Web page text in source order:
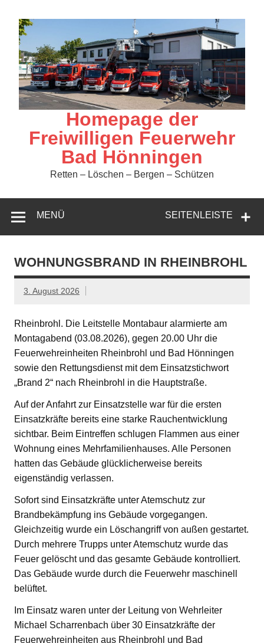
springen
Homepage der
Freiwilligen Feuerwehr
Bad Hönningen
Retten – Löschen – Bergen – Schützen
SEITENLEISTE
MENÜ
WOHNUNGSBRAND IN RHEINBROHL
3. August 2026
Rheinbrohl. Die Leitstelle Montabaur alarmierte am
Montagabend (03.08.2026), gegen 20.00 Uhr die
Feuerwehreinheiten Rheinbrohl und Bad Hönningen
sowie den Rettungsdienst mit dem Einsatzstichwort
„Brand 2“ nach Rheinbrohl in die Hauptstraße.
Auf der Anfahrt zur Einsatzstelle war für die ersten
Einsatzkräfte bereits eine starke Rauchentwicklung
sichtbar. Beim Eintreffen schlugen Flammen aus einer
Wohnung eines Mehrfamilienhauses. Alle Personen
hatten das Gebäude glücklicherweise bereits
eigenständig verlassen.
Sofort sind Einsatzkräfte unter Atemschutz zur
Brandbekämpfung ins Gebäude vorgegangen.
Gleichzeitig wurde ein Löschangriff von außen gestartet.
Durch mehrere Trupps unter Atemschutz wurde das
Feuer gelöscht und das gesamte Gebäude kontrolliert.
Das Gebäude wurde durch die Feuerwehr maschinell
belüftet.
Im Einsatz waren unter der Leitung von Wehrleiter
Michael Scharrenbach über 30 Einsatzkräfte der
Feuerwehreinheiten aus Rheinbrohl und Bad